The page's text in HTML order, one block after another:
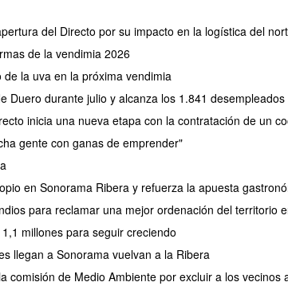
del Directo por su impacto en la logística del
de la vendimia 2026
la uva en la próxima vendimia
Duero durante julio y alcanza los 1.841 desempleados
inicia una nueva etapa con la contratación de un
gente con ganas de emprender"
en Sonorama Ribera y refuerza la apuesta
para reclamar una mejor ordenación del territorio
millones para seguir creciendo
llegan a Sonorama vuelvan a la Ribera
comisión de Medio Ambiente por excluir a los vecinos